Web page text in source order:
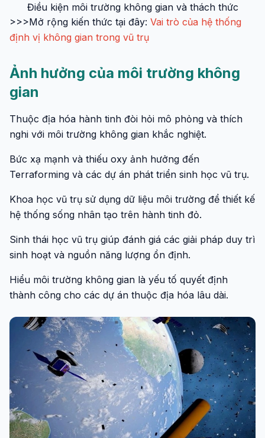
Điều kiện môi trường không gian và thách thức
>>>Mở rộng kiến thức tại đây: Vai trò của hệ thống
định vị không gian trong vũ trụ
Ảnh hưởng của môi trường không
gian
Thuộc địa hóa hành tinh đòi hỏi mô phỏng và thích
nghi với môi trường không gian khắc nghiệt.
Bức xạ mạnh và thiếu oxy ảnh hưởng đến
Terraforming và các dự án phát triển sinh học vũ trụ.
Khoa học vũ trụ sử dụng dữ liệu môi trường để thiết kế
hệ thống sống nhân tạo trên hành tinh đỏ.
Sinh thái học vũ trụ giúp đánh giá các giải pháp duy trì
sinh hoạt và nguồn năng lượng ổn định.
Hiểu môi trường không gian là yếu tố quyết định
thành công cho các dự án thuộc địa hóa lâu dài.